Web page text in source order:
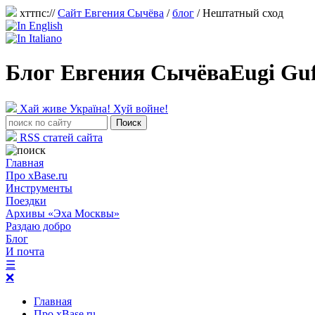
хттпс://Сайт Евгения Сычёва /блог /Нештатный сход
Блог Евгения СычёваEugi
Хай живе Україна! Хуй войне!
RSS статей сайта
Главная
Про xBase.ru
Инструменты
Поездки
Архивы «Эха Москвы»
Раздаю добро
Блог
И почта
☰
❌
Главная